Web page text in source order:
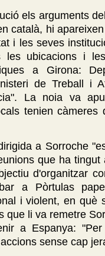
els arguments
català, hi
i les seves
les ubicacions i
a Girona:
de Treball i
La noia va
tenien càmeres
a Sorroche
que ha tingut
d'organitzar
a Pòrtulas
i violent, en què
que li va remetre
a Espanya:
sense cap